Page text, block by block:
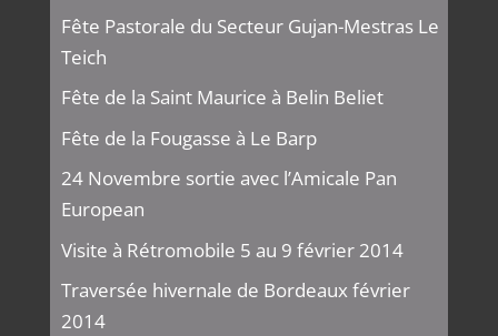
Fête Pastorale du Secteur Gujan-Mestras Le
Teich
Fête de la Saint Maurice à Belin Beliet
Fête de la Fougasse à Le Barp
24 Novembre sortie avec l’Amicale Pan
European
Visite à Rétromobile 5 au 9 février 2014
Traversée hivernale de Bordeaux février
2014